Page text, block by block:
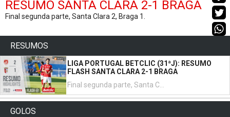
RESUMO SANTA CLARA 2-1 BRAGA
Final segunda parte, Santa Clara 2, Braga 1.
RESUMOS
LIGA PORTUGAL BETCLIC (31ªJ): RESUMO
FLASH SANTA CLARA 2-1 BRAGA
Final segunda parte, Santa Clara 2, Braga 1.
GOLOS